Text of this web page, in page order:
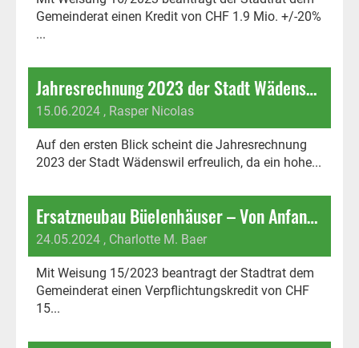
Gemeinderat einen Kredit von CHF 1.9 Mio. +/-20%
...
Jahresrechnung 2023 der Stadt Wädenswil
15.06.2024 , Rasper Nicolas
Auf den ersten Blick scheint die Jahresrechnung
2023 der Stadt Wädenswil erfreulich, da ein hohe...
Ersatzneubau Büelenhäuser – Von Anfang an falsch aufgegleist!
24.05.2024 , Charlotte M. Baer
Mit Weisung 15/2023 beantragt der Stadtrat dem
Gemeinderat einen Verpflichtungskredit von CHF
15...